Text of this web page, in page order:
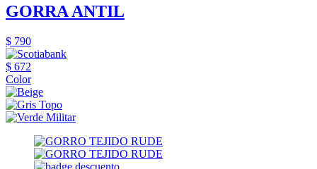
GORRA ANTIL
$ 790
$ 672
Color